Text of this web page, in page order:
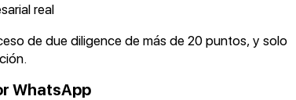
real
de due diligence de más de 20 puntos, y solo
WhatsApp